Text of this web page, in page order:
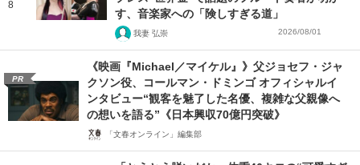
8
す、音楽家への「険しすぎる道」
我妻 弘崇 2026/08/01
PR
《映画『Michael／マイケル』》父ジョセフ・ジャ
クソン役、コールマン・ドミンゴ オフィシャルイ
ンタビュー“観客を魅了した名優、複雑な父親像へ
の想いを語る”《日本興収70億円突破》
「文春オンライン」編集部